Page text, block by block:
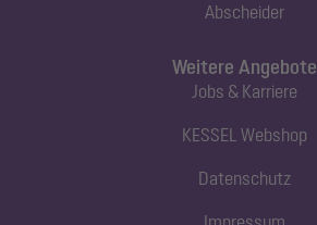
Abscheider
Weitere Angebote
Jobs & Karriere
KESSEL Webshop
Datenschutz